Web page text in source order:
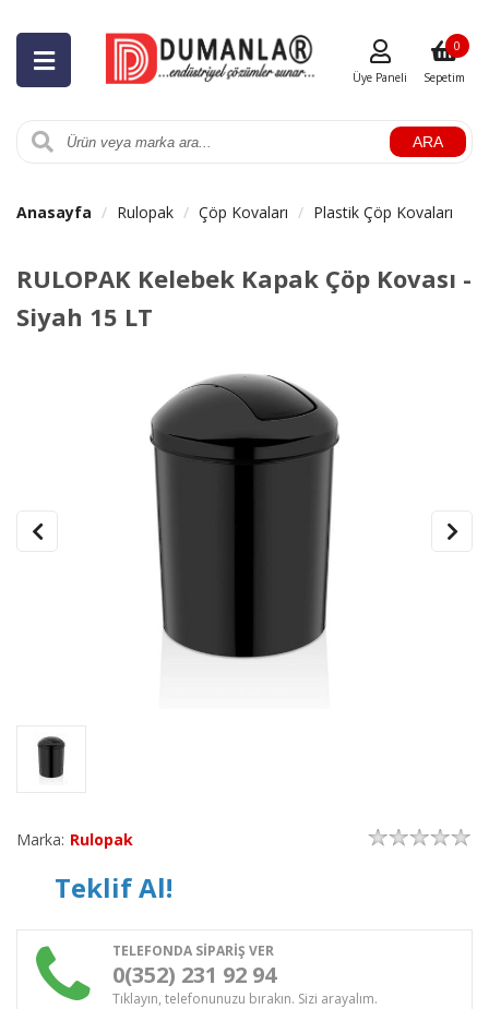
ARA
Üye Paneli Sepetim
0
Anasayfa Rulopak Çöp Kovaları Plastik Çöp Kovaları
RULOPAK Kelebek Kapak Çöp Kovası -
Siyah 15 LT
Marka: Rulopak
Teklif Al!
TELEFONDA SİPARİŞ VER
0(352) 231 92 94
Tıklayın, telefonunuzu bırakın. Sizi arayalım.